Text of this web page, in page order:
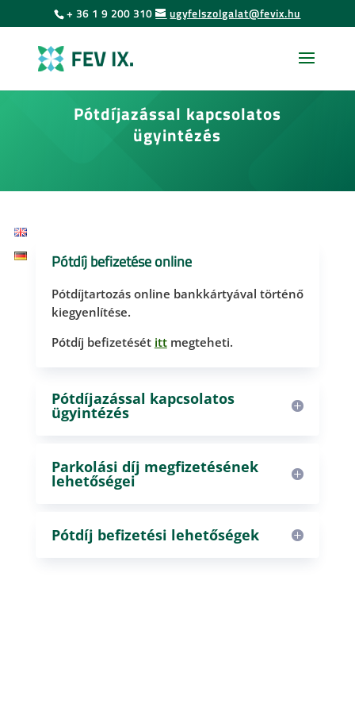
az
tartalmához
+ 36 1 9 200 310 ugyfelszolgalat@fevix.hu
Pótdíjazással kapcsolatos
ügyintézés
Pótdíj befizetése online
Pótdíjtartozás online bankkártyával történő
kiegyenlítése.
Pótdíj befizetését ittmegteheti.
Pótdíjazással kapcsolatos
ügyintézés
Parkolási díj megfizetésének
lehetőségei
Pótdíj befizetési lehetőségek